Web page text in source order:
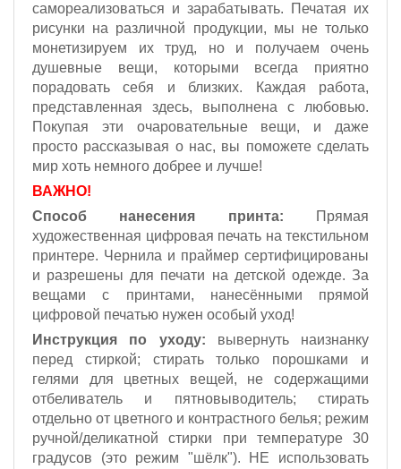
самореализоваться и зарабатывать. Печатая их
рисунки на различной продукции, мы не только
монетизируем их труд, но и получаем очень
душевные вещи, которыми всегда приятно
порадовать себя и близких. Каждая работа,
представленная здесь, выполнена с любовью.
Покупая эти очаровательные вещи, и даже
просто рассказывая о нас, вы поможете сделать
мир хоть немного добрее и лучше!
ВАЖНО!
Способ нанесения принта: Прямая
художественная цифровая печать на текстильном
принтере. Чернила и праймер сертифицированы
и разрешены для печати на детской одежде. За
вещами с принтами, нанесёнными прямой
цифровой печатью нужен особый уход!
Инструкция по уходу: вывернуть наизнанку
перед стиркой; стирать только порошками и
гелями для цветных вещей, не содержащими
отбеливатель и пятновыводитель; стирать
отдельно от цветного и контрастного белья; режим
ручной/деликатной стирки при температуре 30
градусов (это режим "шёлк"). НЕ использовать